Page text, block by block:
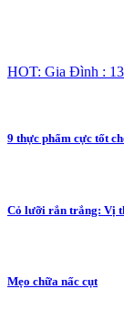
HOT: Gia Đình :
9 thực phẩm cực tốt
Cỏ lưỡi rắn trắng: Vị
Mẹo chữa nấc cụt